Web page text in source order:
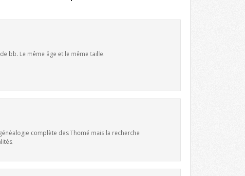
bb. Le même âge et le même taille.
complète des Thomé mais la recherche